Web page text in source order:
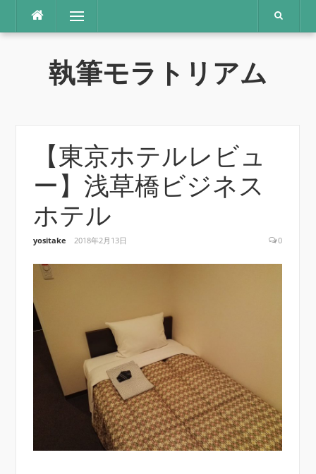
テ
メニュー
執筆モラトリアム
【東京ホテルレビュ
ー】浅草橋ビジネス
ホテル
yositake 2018年2月13日 0